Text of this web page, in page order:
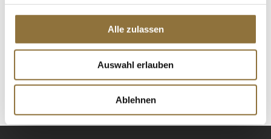
Alle zulassen
Auswahl erlauben
Ablehnen
€ 17,25
St.